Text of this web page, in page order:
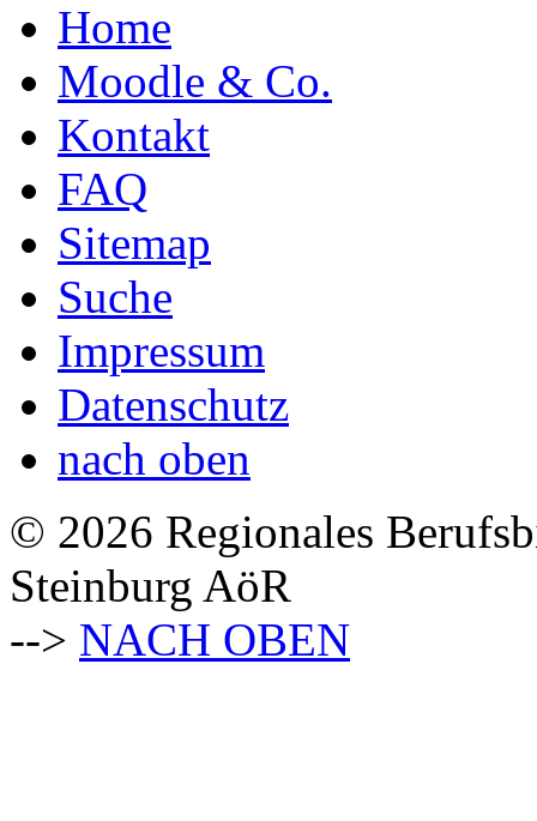
Home
Moodle & Co.
Kontakt
FAQ
Sitemap
Suche
Impressum
Datenschutz
nach oben
© 2026 Regionales
Steinburg AöR
--> NACH OBEN